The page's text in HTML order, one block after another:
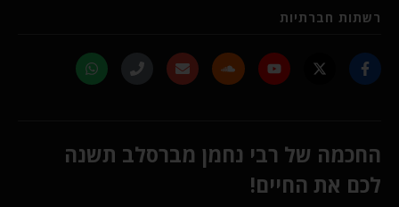
רשתות חברתיות
החכמה של רבי נחמן מברסלב תשנה
לכם את החיים!